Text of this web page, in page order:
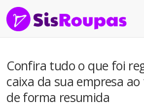
Confira tudo o que foi
caixa da sua empresa
de forma resumida